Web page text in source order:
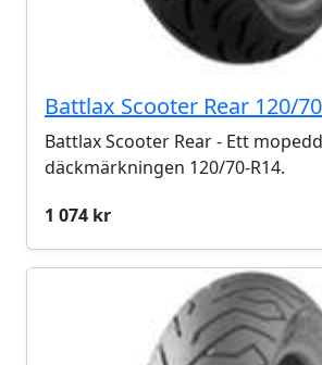
Battlax Scooter Rear 120/
Battlax Scooter Rear - Ett
däckmärkningen 120/70-R14.
1 074 kr